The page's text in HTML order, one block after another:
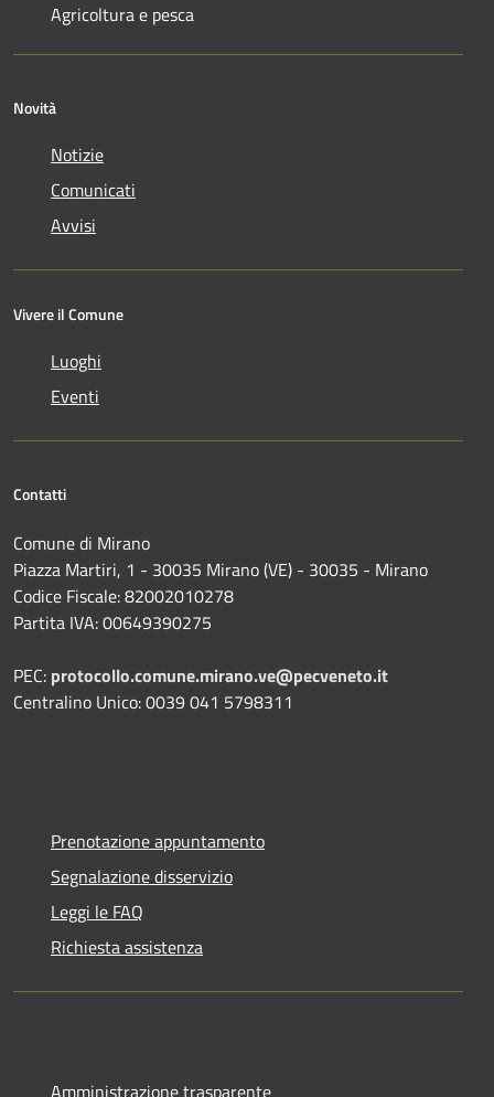
Agricoltura e pesca
Novità
Notizie
Comunicati
Avvisi
Vivere il Comune
Luoghi
Eventi
Contatti
Comune di Mirano
Piazza Martiri, 1 - 30035 Mirano (VE) - 30035 - Mirano
Codice Fiscale: 82002010278
Partita IVA: 00649390275
PEC: protocollo.comune.mirano.ve@pecveneto.it
Centralino Unico: 0039 041 5798311
Prenotazione appuntamento
Segnalazione disservizio
Leggi le FAQ
Richiesta assistenza